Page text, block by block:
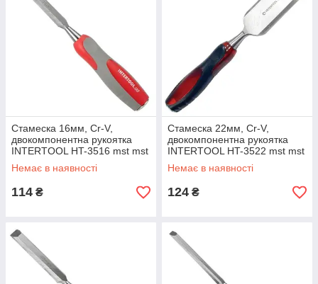
Стамеска 16мм, Cr-V,
двокомпонентна рукоятка
INTERTOOL HT-3516 mst mst
Немає в наявності
114 ₴
Стамеска 22мм, Cr-V,
двокомпонентна рукоятка
INTERTOOL HT-3522 mst mst
Немає в наявності
124 ₴